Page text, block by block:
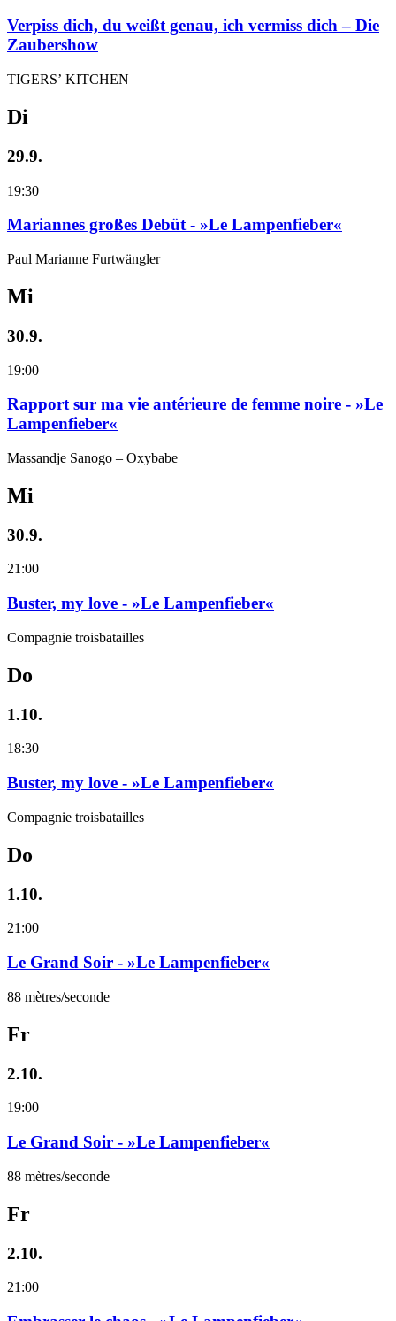
Verpiss dich, du weißt genau, ich vermiss dich – Die
Zaubershow
TIGERS’ KITCHEN
Di
29.9.
19:30
Mariannes großes Debüt - »Le Lampenfieber«
Paul Marianne Furtwängler
Mi
30.9.
19:00
Rapport sur ma vie antérieure de femme noire - »Le
Lampenfieber«
Massandje Sanogo – Oxybabe
Mi
30.9.
21:00
Buster, my love - »Le Lampenfieber«
Compagnie troisbatailles
Do
1.10.
18:30
Buster, my love - »Le Lampenfieber«
Compagnie troisbatailles
Do
1.10.
21:00
Le Grand Soir - »Le Lampenfieber«
88 mètres/seconde
Fr
2.10.
19:00
Le Grand Soir - »Le Lampenfieber«
88 mètres/seconde
Fr
2.10.
21:00